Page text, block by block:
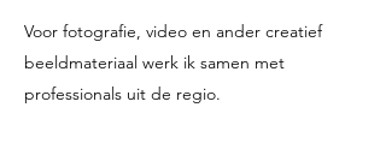
Voor fotografie, video en ander creatief
beeldmateriaal werk ik samen met
professionals uit de regio.